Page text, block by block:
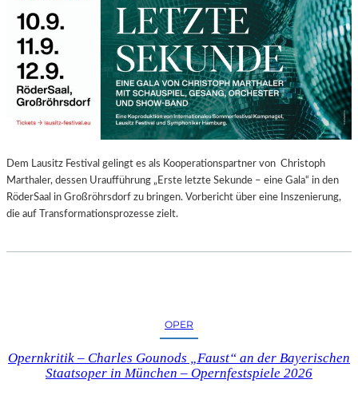
Ü
H
L
E
N
“
–
A
U
S
S
T
R
I
Dem Lausitz Festival gelingt es als Kooperationspartner von Christoph
Marthaler, dessen Uraufführung „Erste letzte Sekunde – eine Gala“ in den
RöderSaal in Großröhrsdorf zu bringen. Vorbericht über eine Inszenierung,
die auf Transformationsprozesse zielt.
OPER
Opernkritik – Charles Gounods „Faust“ an der Bayerischen
Staatsoper in München – Opernfestspiele 2026